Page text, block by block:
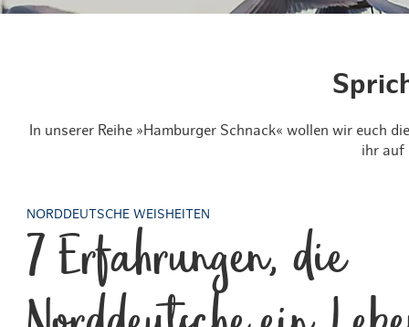
Grüne
In unserer Reihe »Hamburger Schnack« wollen wir euch
ihr auf
NORDDEUTSCHE WEISHEITEN
7 Erfahrungen, die